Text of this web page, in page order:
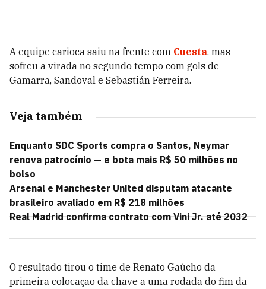
A equipe carioca saiu na frente com Cuesta, mas
sofreu a virada no segundo tempo com gols de
Gamarra, Sandoval e Sebastián Ferreira.
Veja também
Enquanto SDC Sports compra o Santos, Neymar
renova patrocínio — e bota mais R$ 50 milhões no
bolso
Arsenal e Manchester United disputam atacante
brasileiro avaliado em R$ 218 milhões
Real Madrid confirma contrato com Vini Jr. até 2032
O resultado tirou o time de Renato Gaúcho da
primeira colocação da chave a uma rodada do fim da